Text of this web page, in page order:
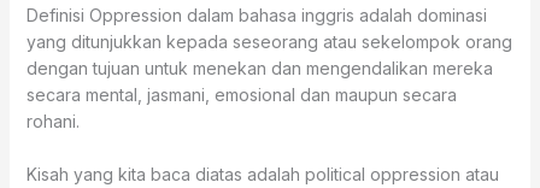
Definisi Oppression dalam bahasa inggris adalah dominasi
yang ditunjukkan kepada seseorang atau sekelompok orang
dengan tujuan untuk menekan dan mengendalikan mereka
secara mental, jasmani, emosional dan maupun secara
rohani.
Kisah yang kita baca diatas adalah political oppression atau